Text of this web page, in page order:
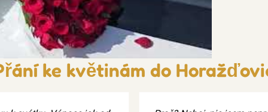
ke květinám do